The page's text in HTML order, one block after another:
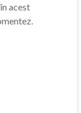
acest